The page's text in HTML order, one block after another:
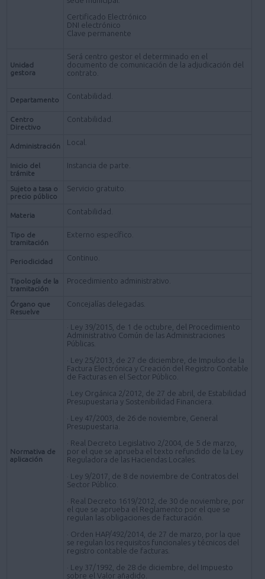
Certificado Electrónico
DNI electrónico
Clave permanente
Unidad
gestora
Será centro gestor el determinado en el
documento de comunicación de la adjudicación del
contrato.
Departamento Contabilidad.
Centro
Directivo
Contabilidad.
Administración Local.
Inicio del
trámite
Instancia de parte.
Sujeto a tasa o
precio público
Servicio gratuito.
Materia Contabilidad.
Tipo de
tramitación
Externo específico.
Periodicidad Continuo.
Tipología de la
tramitación
Procedimiento administrativo.
Órgano que
Resuelve
Concejalías delegadas.
Normativa de
aplicación
· Ley 39/2015, de 1 de octubre, del Procedimiento
Administrativo Común de las Administraciones
Públicas.
· Ley 25/2013, de 27 de diciembre, de Impulso de la
Factura Electrónica y Creación del Registro Contable
de Facturas en el Sector Público.
· Ley Orgánica 2/2012, de 27 de abril, de Estabilidad
Presupuestaria y Sostenibilidad Financiera.
· Ley 47/2003, de 26 de noviembre, General
Presupuestaria.
· Real Decreto Legislativo 2/2004, de 5 de marzo,
por el que se aprueba el texto refundido de la Ley
Reguladora de las Haciendas Locales.
· Ley 9/2017, de 8 de noviembre de Contratos del
Sector Público.
· Real Decreto 1619/2012, de 30 de noviembre, por
el que se aprueba el Reglamento por el que se
regulan las obligaciones de facturación.
· Orden HAP/492/2014, de 27 de marzo, por la que
se regulan los requisitos funcionales y técnicos del
registro contable de facturas.
· Ley 37/1992, de 28 de diciembre, del Impuesto
sobre el Valor añadido.